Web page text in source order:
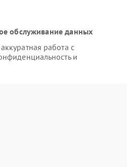
обслуживание данных
работа с
и